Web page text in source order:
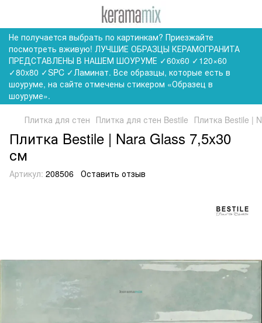
Не получается выбрать по картинкам? Приезжайте
посмотреть вживую! ЛУЧШИЕ ОБРАЗЦЫ КЕРАМОГРАНИТА
ПРЕДСТАВЛЕНЫ В НАШЕМ ШОУРУМЕ ✓60x60 ✓120×60
✓80x80 ✓SPC ✓Ламинат. Все образцы, которые есть в
шоуруме, на сайте отмечены стикером «Образец в
шоуруме».
Плитка для стен Плитка для стен Bestile Плитка Bestile |
Плитка Bestile | Nara Glass 7,5x30
см
Артикул: 208506 Оставить отзыв